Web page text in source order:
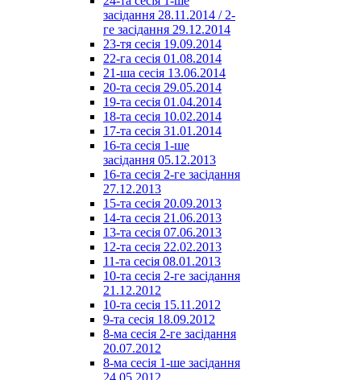
засідання 28.11.2014 / 2-
ге засідання 29.12.2014
23-тя сесія 19.09.2014
22-га сесія 01.08.2014
21-ша сесія 13.06.2014
20-та сесія 29.05.2014
19-та сесія 01.04.2014
18-та сесія 10.02.2014
17-та сесія 31.01.2014
16-та сесія 1-ше
засідання 05.12.2013
16-та сесія 2-ге засідання
27.12.2013
15-та сесія 20.09.2013
14-та сесія 21.06.2013
13-та сесія 07.06.2013
12-та сесія 22.02.2013
11-та сесія 08.01.2013
10-та сесія 2-ге засідання
21.12.2012
10-та сесія 15.11.2012
9-та сесія 18.09.2012
8-ма сесія 2-ге засідання
20.07.2012
8-ма сесія 1-ше засідання
24.05.2012